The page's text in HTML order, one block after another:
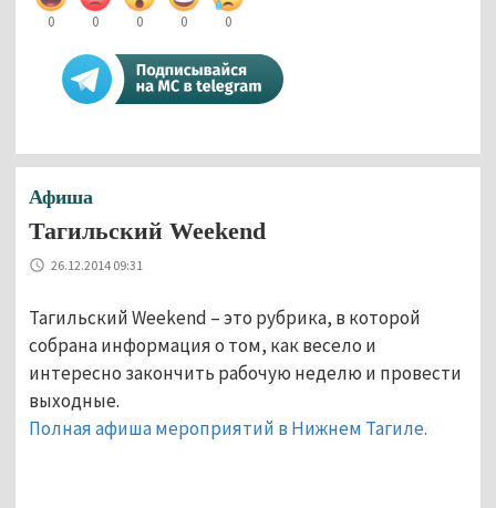
0 0 0 0 0
Афиша
Тагильский Weekend
26.12.2014 09:31
Тагильский Weekend – это рубрика, в которой
собрана информация о том, как весело и
интересно закончить рабочую неделю и провести
выходные.
Полная афиша мероприятий в Нижнем Тагиле.